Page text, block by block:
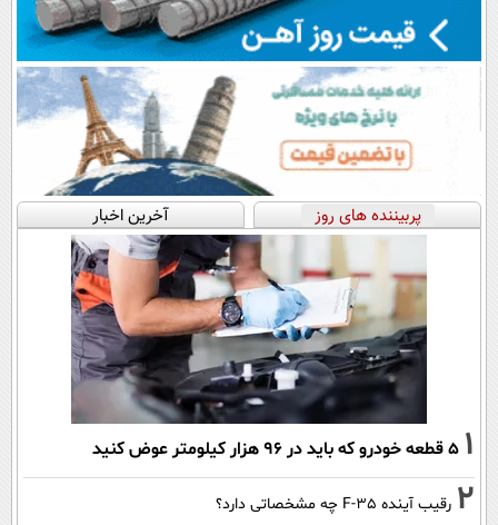
پربیننده های روز آخرین اخبار
1 ۵ قطعه خودرو که باید در ۹۶ هزار کیلومتر عوض کنید
2 رقیب آینده F-35 چه مشخصاتی دارد؟